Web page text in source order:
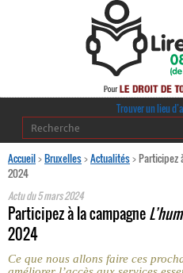
Trouver un lieu
Accueil>Bruxelles>Actualités>Participez
2024
Actu du5 mars 2024
Participez à la campagne
2024
Ce que nous allons faire ces